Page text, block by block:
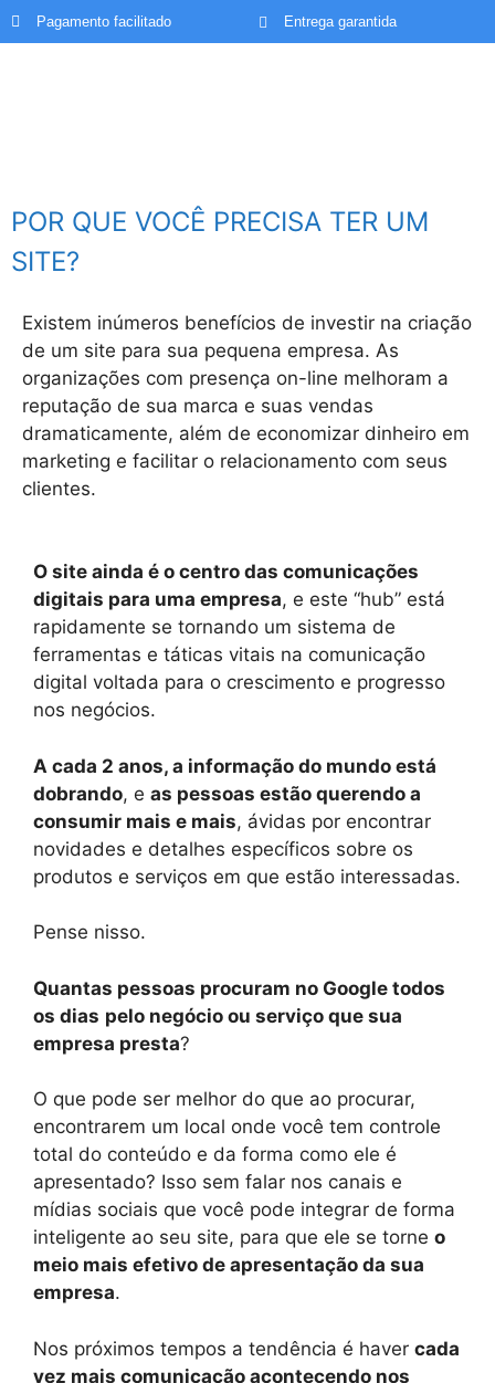
Pagamento facilitado Entrega garantida
POR QUE VOCÊ PRECISA TER UM
SITE?
Existem inúmeros benefícios de investir na criação
de um site para sua pequena empresa. As
organizações com presença on-line melhoram a
reputação de sua marca e suas vendas
dramaticamente, além de economizar dinheiro em
marketing e facilitar o relacionamento com seus
clientes.
O site ainda é o centro das comunicações
digitais para uma empresa, e este “hub” está
rapidamente se tornando um sistema de
ferramentas e táticas vitais na comunicação
digital voltada para o crescimento e progresso
nos negócios.
A cada 2 anos, a informação do mundo está
dobrando, e as pessoas estão querendo a
consumir mais e mais, ávidas por encontrar
novidades e detalhes específicos sobre os
produtos e serviços em que estão interessadas.
Pense nisso.
Quantas pessoas procuram no Google todos
os dias pelo negócio ou serviço que sua
empresa presta?
O que pode ser melhor do que ao procurar,
encontrarem um local onde você tem controle
total do conteúdo e da forma como ele é
apresentado? Isso sem falar nos canais e
mídias sociais que você pode integrar de forma
inteligente ao seu site, para que ele se torne o
meio mais efetivo de apresentação da sua
empresa.
Nos próximos tempos a tendência é haver cada
vez mais comunicação acontecendo nos